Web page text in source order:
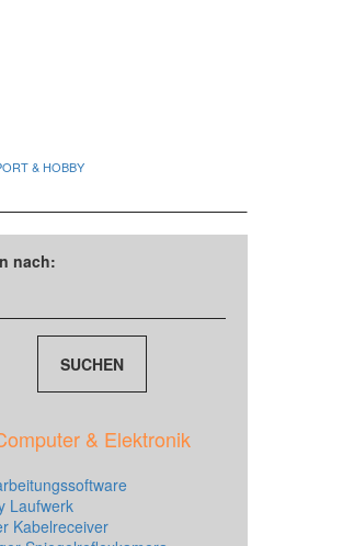
& HOBBY
nach:
& Elektronik
Laufwerk
Kabelreceiver